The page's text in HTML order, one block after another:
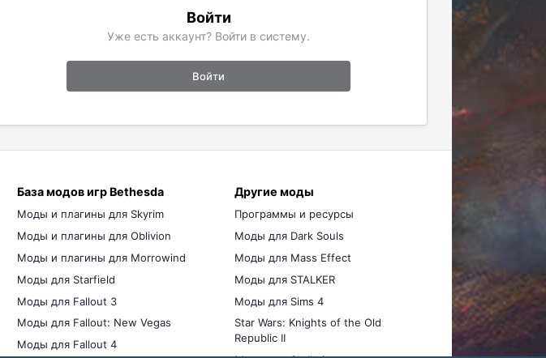
Войти
Уже есть аккаунт? Войти в систему.
Войти
База модов игр Bethesda
Моды и плагины для Skyrim
Моды и плагины для Oblivion
Моды и плагины для Morrowind
Моды для Starfield
Моды для Fallout 3
Моды для Fallout: New Vegas
Моды для Fallout 4
Другие моды
Программы и ресурсы
Моды для Dark Souls
Моды для Mass Effect
Моды для STALKER
Моды для Sims 4
Star Wars: Knights of the Old
Republic II